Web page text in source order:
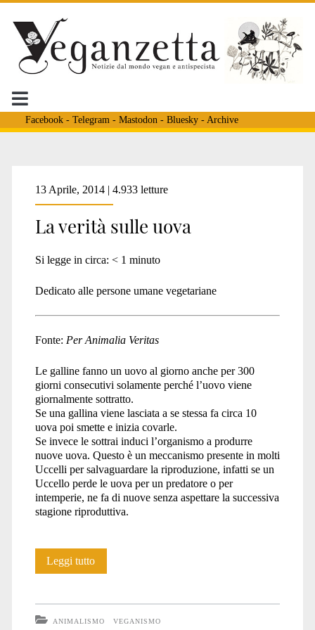
Facebook- Telegram - Mastodon - Bluesky- Archive
Tag:
<span>mangiare
uoiva</span>
13 Aprile, 2014 | 4.933 letture
La verità sulle uova
Si legge in circa: < 1 minuto
Dedicato alle persone umane vegetariane
Fonte: Per Animalia Veritas
Le galline fanno un uovo al giorno anche per 300
giorni consecutivi solamente perché l’uovo viene
giornalmente sottratto.
Se una gallina viene lasciata a se stessa fa circa 10
uova poi smette e inizia covarle.
Se invece le sottrai induci l’organismo a produrre
nuove uova. Questo è un meccanismo presente in molti
Uccelli per salvaguardare la riproduzione, infatti se un
Uccello perde le uova per un predatore o per
intemperie, ne fa di nuove senza aspettare la successiva
stagione riproduttiva.
Leggi tuttoLa
ANIMALISMO VEGANISMO